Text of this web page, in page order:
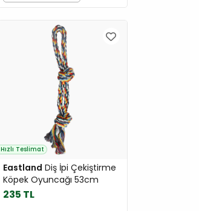
Hızlı Teslimat
Eastland Diş İpi Çekiştirme
Köpek Oyuncağı 53cm
235 TL